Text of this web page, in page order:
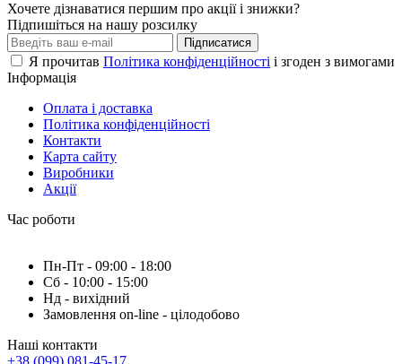
Хочете дізнаватися першим про акції і знижки?
Підпишіться на нашу розсилку
Підписатися
Я прочитав Політика конфіденційності і згоден з вимогами
Інформація
Оплата і доставка
Політика конфіденційності
Контакти
Карта сайту
Виробники
Акції
Час роботи
Пн-Пт - 09:00 - 18:00
Сб - 10:00 - 15:00
Нд - вихідний
Замовлення on-line - цілодобово
Наші контакти